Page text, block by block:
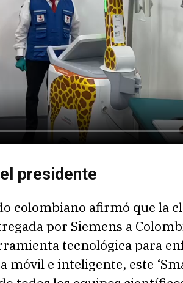
presidente
colombiano afirmó que la
por Siemens a
tecnológica para
móvil e inteligente, este